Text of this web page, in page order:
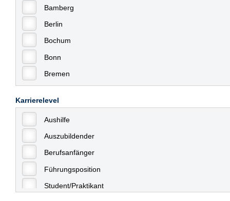
Bamberg
Berlin
Bochum
Bonn
Bremen
Celle
Chemnitz
Dessau
Dresden
Düsseldorf
Erfurt
Karrierelevel
Aushilfe
Auszubildender
Berufsanfänger
Führungsposition
Student/Praktikant